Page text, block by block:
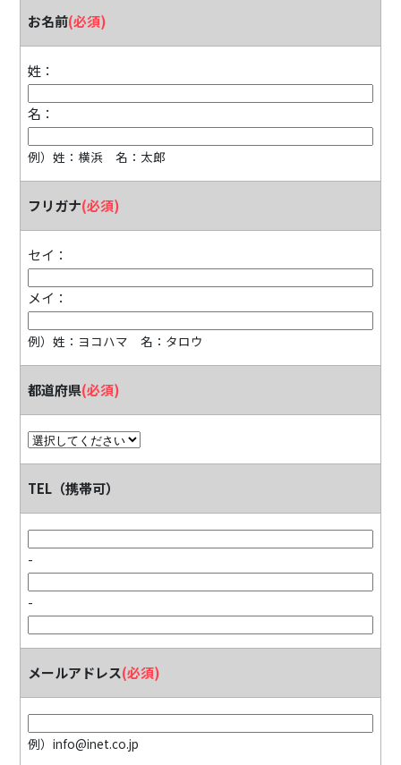
お名前(必須)
姓：
名：
例）姓：横浜 名：太郎
フリガナ(必須)
セイ：
メイ：
例）姓：ヨコハマ 名：タロウ
都道府県(必須)
TEL（携帯可）
-
-
メールアドレス(必須)
例）info@inet.co.jp